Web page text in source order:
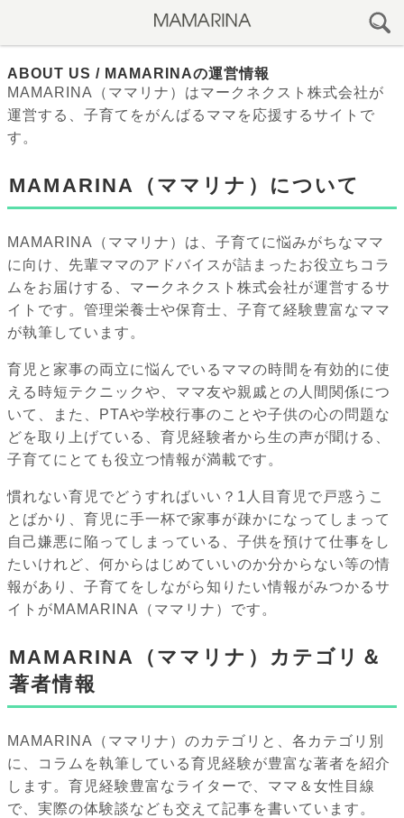
ABOUT US / MAMARINAの運営情報
MAMARINA（ママリナ）はマークネクスト株式会社が
運営する、子育てをがんばるママを応援するサイトで
す。
MAMARINA（ママリナ）について
MAMARINA（ママリナ）は、子育てに悩みがちなママ
に向け、先輩ママのアドバイスが詰まったお役立ちコラ
ムをお届けする、マークネクスト株式会社が運営するサ
イトです。管理栄養士や保育士、子育て経験豊富なママ
が執筆しています。
育児と家事の両立に悩んでいるママの時間を有効的に使
える時短テクニックや、ママ友や親戚との人間関係につ
いて、また、PTAや学校行事のことや子供の心の問題な
どを取り上げている、育児経験者から生の声が聞ける、
子育てにとても役立つ情報が満載です。
慣れない育児でどうすればいい？1人目育児で戸惑うこ
とばかり、育児に手一杯で家事が疎かになってしまって
自己嫌悪に陥ってしまっている、子供を預けて仕事をし
たいけれど、何からはじめていいのか分からない等の情
報があり、子育てをしながら知りたい情報がみつかるサ
イトがMAMARINA（ママリナ）です。
MAMARINA（ママリナ）カテゴリ＆
著者情報
MAMARINA（ママリナ）のカテゴリと、各カテゴリ別
に、コラムを執筆している育児経験が豊富な著者を紹介
します。育児経験豊富なライターで、ママ＆女性目線
で、実際の体験談なども交えて記事を書いています。